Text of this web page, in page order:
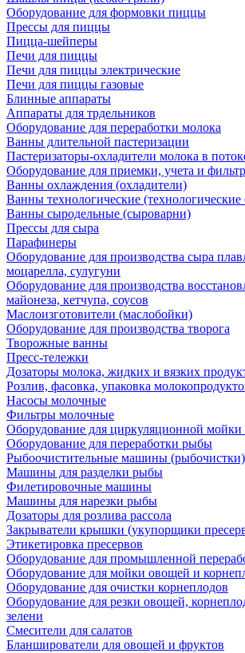
Оборудование для формовки пиццы
Прессы для пиццы
Пицца-шейперы
Печи для пиццы
Печи для пиццы электрические
Печи для пиццы газовые
Блинные аппараты
Аппараты для трдельников
Оборудование для переработки молока
Ванны длительной пастеризации
Пастеризаторы-охладители молока в
Оборудование для приемки, учета и
Ванны охлаждения (охладители)
Ванны технологические (технологические
Ванны сыродельные (сыроварни)
Прессы для сыра
Парафинеры
Оборудование для производства сыра
моцарелла, сулугуни
Оборудование для производства
майонеза, кетчупа, соусов
Маслоизготовители (маслобойки)
Оборудование для производства творога
Творожные ванны
Пресс-тележки
Дозаторы молока, жидких и вязких
Розлив, фасовка, упаковка
Насосы молочные
Фильтры молочные
Оборудование для циркуляционной
Оборудование для переработки рыбы
Рыбоочистительные машины (рыбочистки)
Машины для разделки рыбы
Филетировочные машины
Машины для нарезки рыбы
Дозаторы для розлива рассола
Закрыватели крышки (укупорщики
Этикетировка пресервов
Оборудование для промышленной
Оборудование для мойки овощей и
Оборудование для очистки корнеплодов
Оборудование для резки овощей,
зелени
Смесители для салатов
Бланширователи для овощей и фруктов